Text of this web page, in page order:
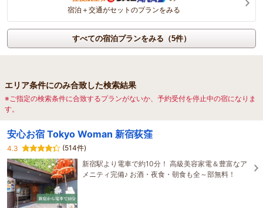
宿泊＋交通がセットのプランをみる
すべての宿泊プランをみる（5件）
エリア条件にのみ合致した検索結果
※ご指定の検索条件に合致するプランがないか、予約受付を停止中の宿になりま
す。
安心お宿 Tokyo Woman 新宿荻窪
4.3
(514件)
新宿駅より電車で約10分！ 高級美容家電＆豊富なア
メニティ完備♪ お酒・夜食・朝食も全～部無料！